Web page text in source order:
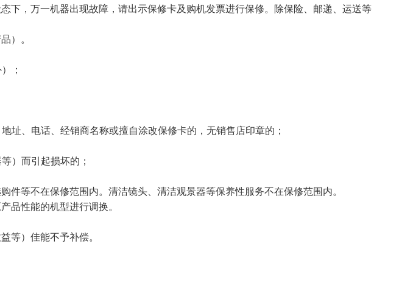
下，万一机器出现故障，请出示保修卡及购机发票进行保修。除保险、邮递、运送等
）。
；
址、电话、经销商名称或擅自涂改保修卡的，无销售店印章的；
）而引起损坏的；
等不在保修范围内。清洁镜头、清洁观景器等保养性服务不在保修范围内。
品性能的机型进行调换。
等）佳能不予补偿。